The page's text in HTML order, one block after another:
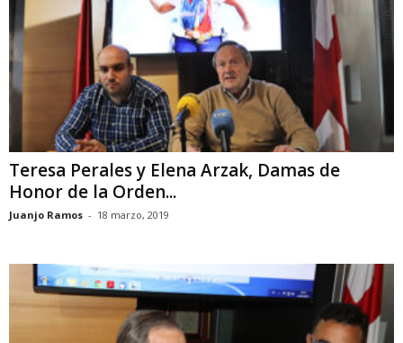
Teresa Perales y Elena Arzak, Damas de
Honor de la Orden...
Juanjo Ramos - 18 marzo, 2019